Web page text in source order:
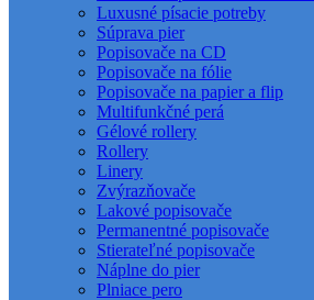
Luxusné písacie potreby
Súprava pier
Popisovače na CD
Popisovače na fólie
Popisovače na papier a flip
Multifunkčné perá
Gélové rollery
Rollery
Linery
Zvýrazňovače
Lakové popisovače
Permanentné popisovače
Stierateľné popisovače
Náplne do pier
Plniace pero